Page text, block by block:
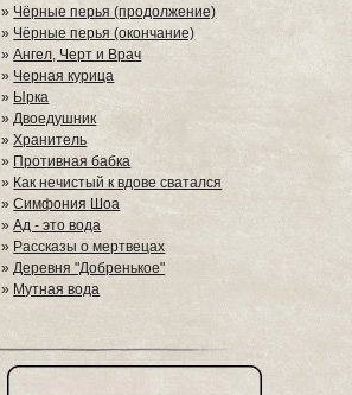
»Чёрные перья (продолжение)
» Чёрные перья (окончание)
»Ангел, Черт и Врач
» Черная курица
» Ырка
»Двоедушник
»Хранитель
» Противная бабка
» Как нечистый к вдове сватался
»Симфония Шоа
»Ад - это вода
» Рассказы о мертвецах
»Деревня "Добренькое"
» Мутная вода